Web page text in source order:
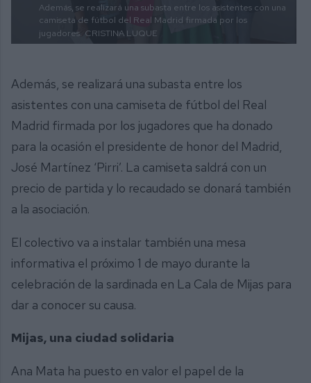
Además, se realizará una subasta entre los asistentes con una
camiseta de fútbol del Real Madrid firmada por los
jugadores. CRISTINA LUQUE
Además, se realizará una subasta entre los
asistentes con una camiseta de fútbol del Real
Madrid firmada por los jugadores que ha donado
para la ocasión el presidente de honor del Madrid,
José Martínez ‘Pirri’. La camiseta saldrá con un
precio de partida y lo recaudado se donará también
a la asociación.
El colectivo va a instalar también una mesa
informativa el próximo 1 de mayo durante la
celebración de la sardinada en La Cala de Mijas para
dar a conocer su causa.
Mijas, una ciudad solidaria
Ana Mata ha puesto en valor el papel de la